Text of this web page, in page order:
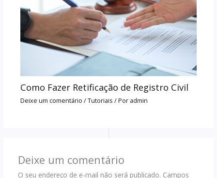
Como Fazer Retificação de Registro Civil
Deixe um comentário /Tutoriais / Por admin
Deixe um comentário
O seu endereço de e-mail não será publicado. Campos